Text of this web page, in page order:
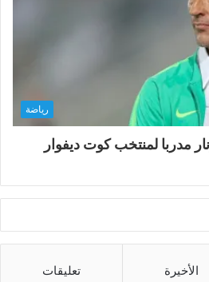
رياضة
مدربا لمنتخب كوت ديفوار
الأخيرة تعليقات